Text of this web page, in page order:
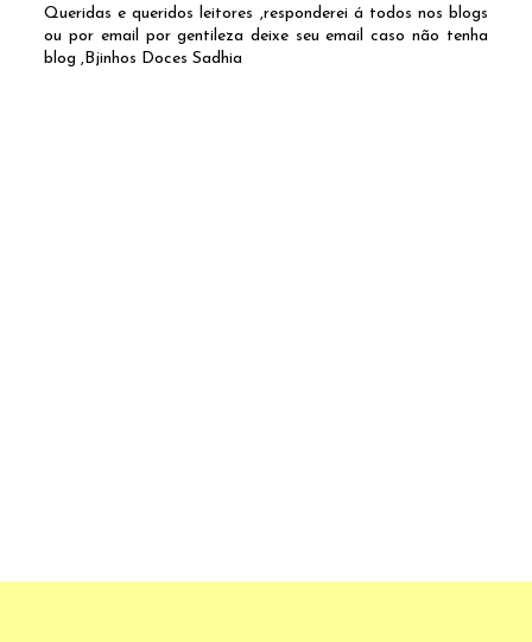
Queridas e queridos leitores ,responderei á todos nos blogs
ou por email por gentileza deixe seu email caso não tenha
blog ,Bjinhos Doces Sadhia